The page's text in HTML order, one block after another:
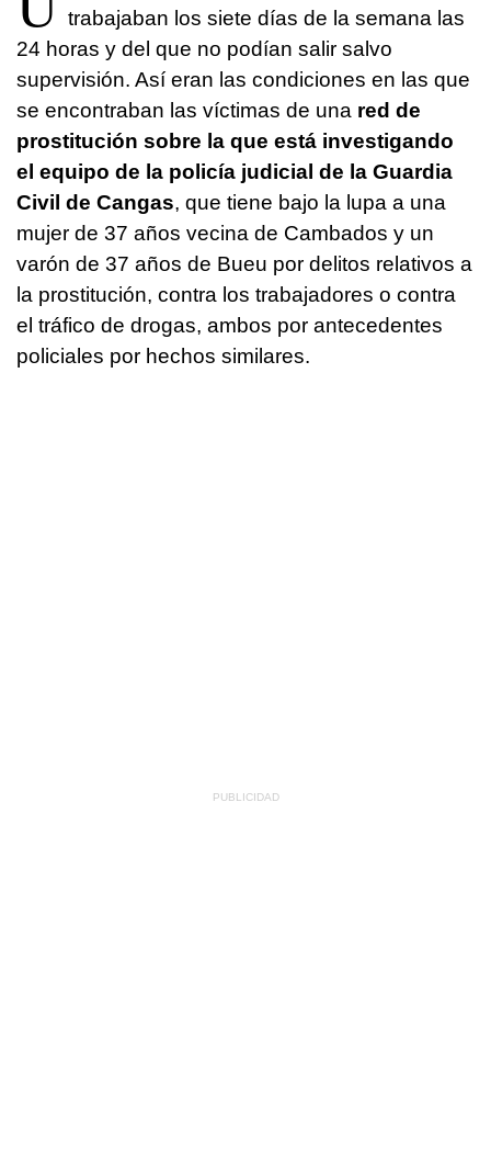
trabajaban los siete días de la semana las
24 horas y del que no podían salir salvo
supervisión. Así eran las condiciones en las que
se encontraban las víctimas de una red de
prostitución sobre la que está investigando
el equipo de la policía judicial de la Guardia
Civil de Cangas, que tiene bajo la lupa a una
mujer de 37 años vecina de Cambados y un
varón de 37 años de Bueu por delitos relativos a
la prostitución, contra los trabajadores o contra
el tráfico de drogas, ambos por antecedentes
policiales por hechos similares.